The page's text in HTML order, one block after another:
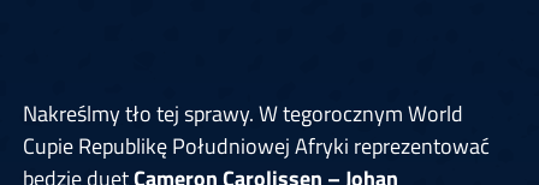
Nakreślmy tło tej sprawy. W tegorocznym World
Cupie Republikę Południowej Afryki reprezentować